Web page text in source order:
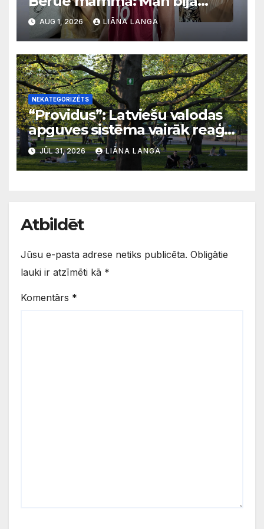
svarīgi, lai bērni apgūst
latviešu valodu
AUG 1, 2026 LIĀNA LANGA
NEKATEGORIZĒTS
“Providus”: Latviešu valodas
apguves sistēma vairāk reaģē
uz krīzēm nekā ilgtermiņa
migrācijas tendencēm
JŪL 31, 2026 LIĀNA LANGA
Atbildēt
Jūsu e-pasta adrese netiks publicēta. Obligātie
lauki ir atzīmēti kā *
Komentārs *